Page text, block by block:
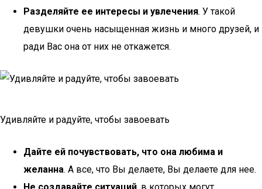
Разделяйте ее интересы и увлечения. У такой
девушки очень насыщенная жизнь и много друзей, и
ради Вас она от них не откажется.
Удивляйте и радуйте, чтобы завоевать
Дайте ей почувствовать, что она любима и
желанна. А все, что Вы делаете, Вы делаете для нее.